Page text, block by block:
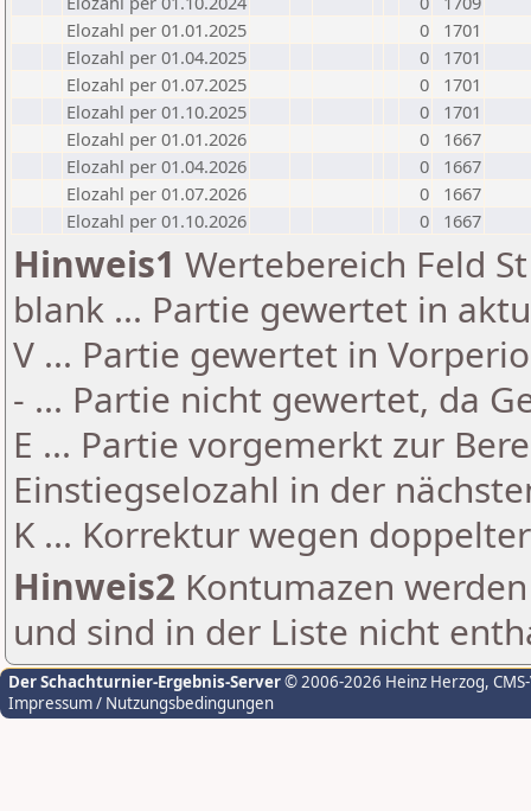
Elozahl per 01.01.2025
0
1701
Elozahl per 01.04.2025
0
1701
Elozahl per 01.07.2025
0
1701
Elozahl per 01.10.2025
0
1701
Elozahl per 01.01.2026
0
1667
Elozahl per 01.04.2026
0
1667
Elozahl per 01.07.2026
0
1667
Elozahl per 01.10.2026
0 1667
Hinweis1 Wertebereich Feld
blank ... Partie gewertet in
V ... Partie gewertet in
- ... Partie nicht gewertet, da
E ... Partie vorgemerkt zur
Einstiegselozahl in der
K ... Korrektur wegen
Hinweis2 Kontumazen
und sind in der Liste nicht
Der Schachturnier-Ergebnis-Server© 2006-2026 Heinz Herzog,
Impressum / Nutzungsbedingungen